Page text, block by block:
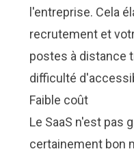
l'entreprise. Cela
recrutement et
postes à distance
difficulté
Faible coût
Le SaaS n'est pas
certainement bon